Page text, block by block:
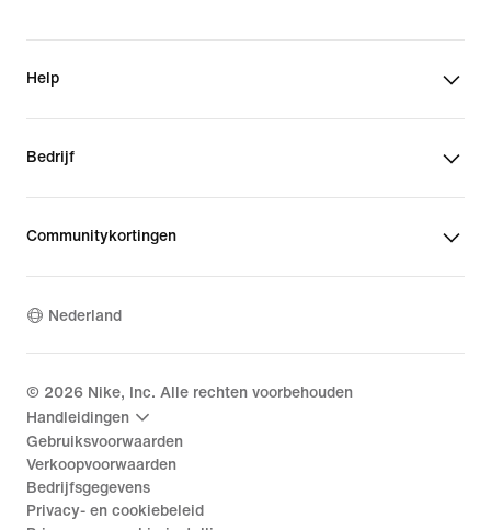
Help
Bedrijf
Communitykortingen
Nederland
© 2026 Nike, Inc. Alle rechten voorbehouden
Handleidingen
Gebruiksvoorwaarden
Verkoopvoorwaarden
Bedrijfsgegevens
Privacy- en cookiebeleid